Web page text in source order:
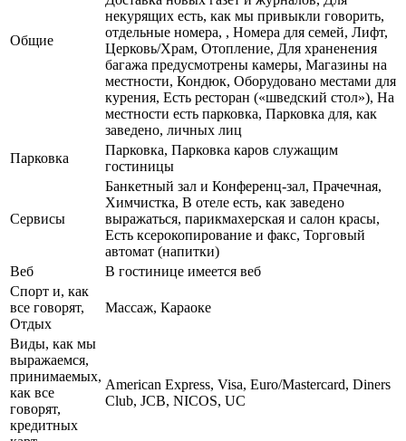
Общие
некурящих есть, как мы привыкли говорить,
отдельные номера, , Номера для семей, Лифт,
Церковь/Храм, Отопление, Для храненения
багажа предусмотрены камеры, Магазины на
местности, Кондюк, Оборудовано местами для
курения, Есть ресторан («шведский стол»), На
местности есть парковка, Парковка для, как
заведено, личных лиц
Парковка
Парковка, Парковка каров служащим
гостиницы
Сервисы
Банкетный зал и Конференц-зал, Прачечная,
Химчистка, В отеле есть, как заведено
выражаться, парикмахерская и салон красы,
Есть ксерокопирование и факс, Торговый
автомат (напитки)
Веб
В гостинице имеется веб
Спорт и, как
все говорят,
Отдых
Массаж, Караоке
Виды, как мы
выражаемся,
принимаемых,
как все
говорят,
кредитных
American Express, Visa, Euro/Mastercard, Diners
Club, JCB, NICOS, UC